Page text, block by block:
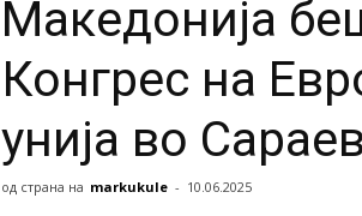
Македонија
Конгрес на
унија во
од страна на markukule - 10.06.2025